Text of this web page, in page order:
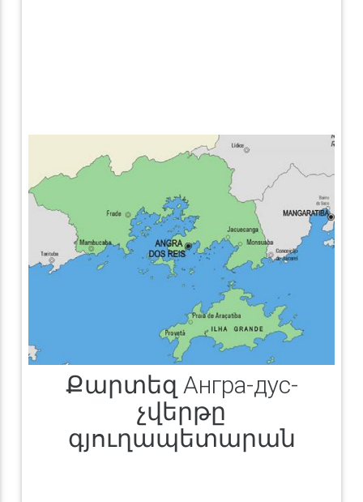
Քարտեզ Ангра-дус-
չվերթը
գյուղապետարան